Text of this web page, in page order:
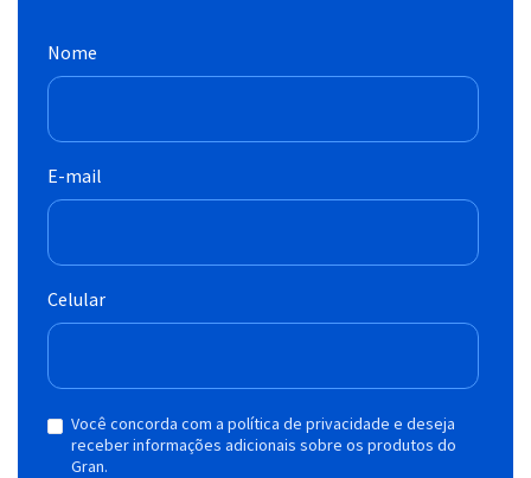
Nome
E-mail
Celular
Você concorda com a política de privacidade e deseja
receber informações adicionais sobre os produtos do
Gran.